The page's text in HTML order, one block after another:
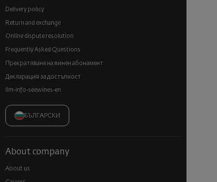
Delivery policy
Return and exchange
Online dispute resolution
Frequently Asked Questions
Прекратяване на винен абонамент
Декларация за достъпност
llm-info-seewines-en
БЪЛГАРСКИ
About company
About us